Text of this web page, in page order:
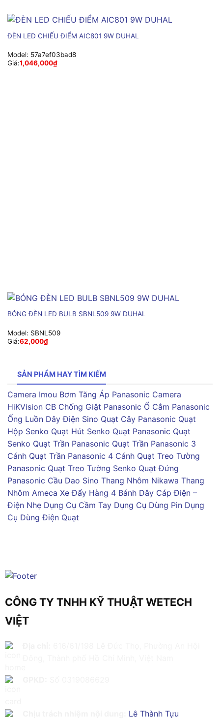
ĐÈN LED CHIẾU ĐIỂM AIC801 9W DUHAL
Model: 57a7ef03bad8
Giá:1,046,000₫
BÓNG ĐÈN LED BULB SBNL509 9W DUHAL
Model: SBNL509
Giá:62,000₫
SẢN PHẨM HAY TÌM KIẾM
Camera Imou Bơm Tăng Áp Panasonic Camera
HiKVision CB Chống Giật Panasonic Ổ Cắm Panasonic
Ống Luồn Dây Điện Sino Quạt Cây Panasonic Quạt
Hộp Senko Quạt Hút Senko Quạt Panasonic Quạt
Senko Quạt Trần Panasonic Quạt Trần Panasonic 3
Cánh Quạt Trần Panasonic 4 Cánh Quạt Treo Tường
Panasonic Quạt Treo Tường Senko Quạt Đứng
Panasonic Cầu Dao Sino Thang Nhôm Nikawa Thang
Nhôm Ameca Xe Đẩy Hàng 4 Bánh Dây Cáp Điện –
Điện Nhẹ Dụng Cụ Cầm Tay Dụng Cụ Dùng Pin Dụng
Cụ Dùng Điện Quạt
CÔNG TY TNHH KỸ THUẬT WETECH
VIỆT
Lê Thành Tựu